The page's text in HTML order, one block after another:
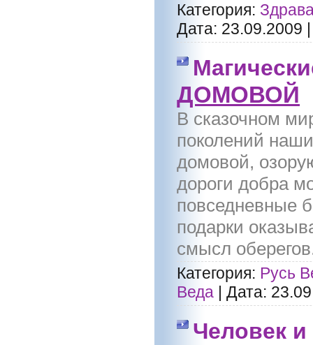
Категория:
Дата: 23.09.2009
ДОМОВОЙ
В сказочном
поколений
домовой,
дороги добра
повседневные
подарки
смысл
Категория: Русь
Веда
Дата:
Человек